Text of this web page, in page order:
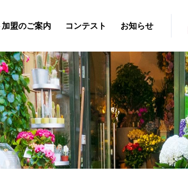
盟のご案内 コンテスト お知らせ